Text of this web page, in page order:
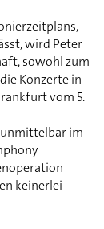
wird Peter
sowohl zum
Konzerte in
vom 5.
unmittelbar im
keinerlei